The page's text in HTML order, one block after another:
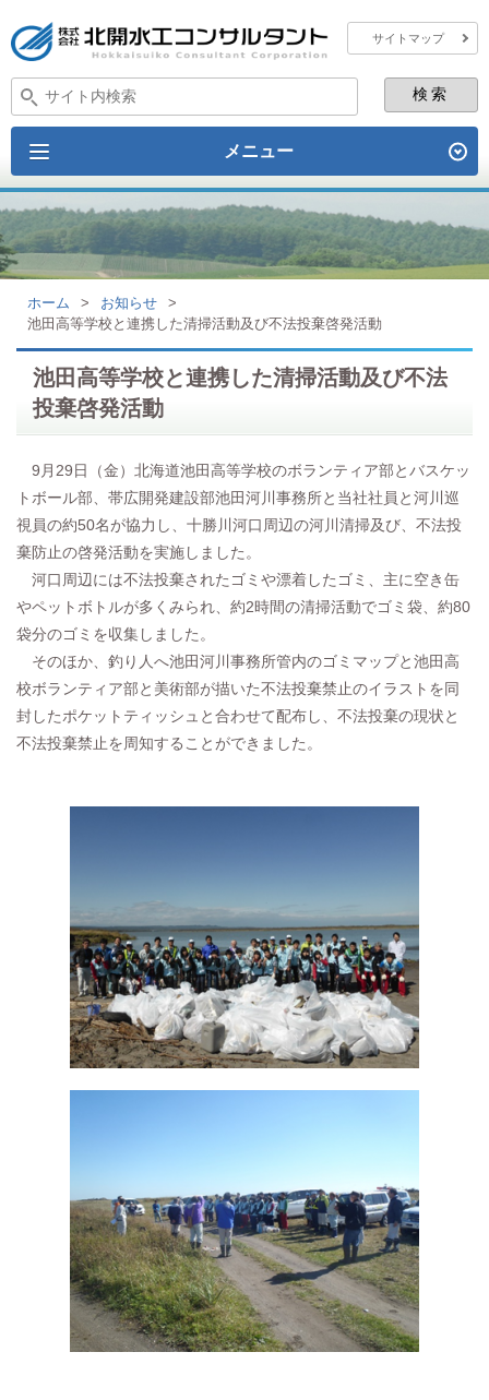
サイトマップ
メニュー
ホーム > お知らせ
>
池田高等学校と連携した清掃活動及び不法投棄啓発活動
池田高等学校と連携した清掃活動及び不法
投棄啓発活動
9月29日（金）北海道池田高等学校のボランティア部とバスケッ
トボール部、帯広開発建設部池田河川事務所と当社社員と河川巡
視員の約50名が協力し、十勝川河口周辺の河川清掃及び、不法投
棄防止の啓発活動を実施しました。
河口周辺には不法投棄されたゴミや漂着したゴミ、主に空き缶
やペットボトルが多くみられ、約2時間の清掃活動でゴミ袋、約80
袋分のゴミを収集しました。
そのほか、釣り人へ池田河川事務所管内のゴミマップと池田高
校ボランティア部と美術部が描いた不法投棄禁止のイラストを同
封したポケットティッシュと合わせて配布し、不法投棄の現状と
不法投棄禁止を周知することができました。